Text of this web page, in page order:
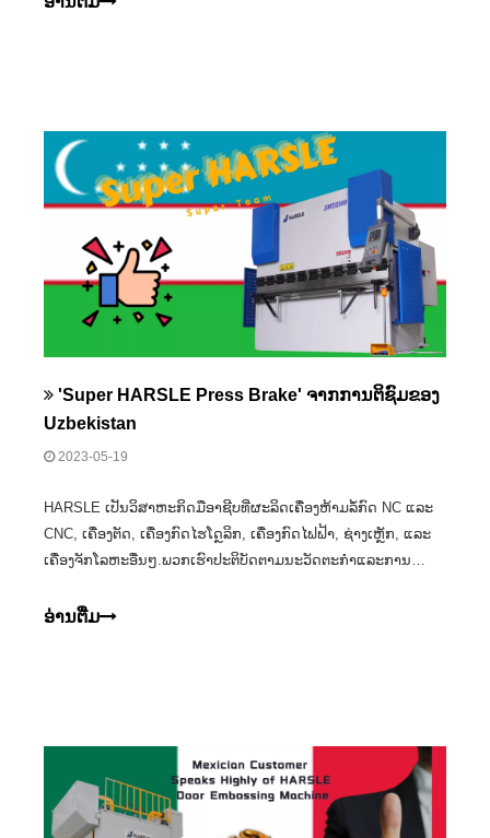
'Super HARSLE Press Brake' ຈາກການຕິຊົມຂອງ
Uzbekistan
2023-05-19
HARSLE ເປັນວິສາຫະກິດມືອາຊີບທີ່ຜະລິດເຄື່ອງຫ້າມລໍ້ກົດ NC ແລະ
CNC, ເຄື່ອງຕັດ, ເຄື່ອງກົດໄຮໂດຼລິກ, ເຄື່ອງກົດໄຟຟ້າ, ຊ່າງເຫຼັກ, ແລະ
ເຄື່ອງຈັກໂລຫະອື່ນໆ.ພວກເຮົາປະຕິບັດຕາມນະວັດຕະກໍາແລະການ
ຕາມການພັດທະນາແລະເຕັກໂນໂລຢີ
ອ່ານ​ຕື່ມ